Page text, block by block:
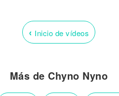
‹ Inicio de vídeos
Más de Chyno Nyno